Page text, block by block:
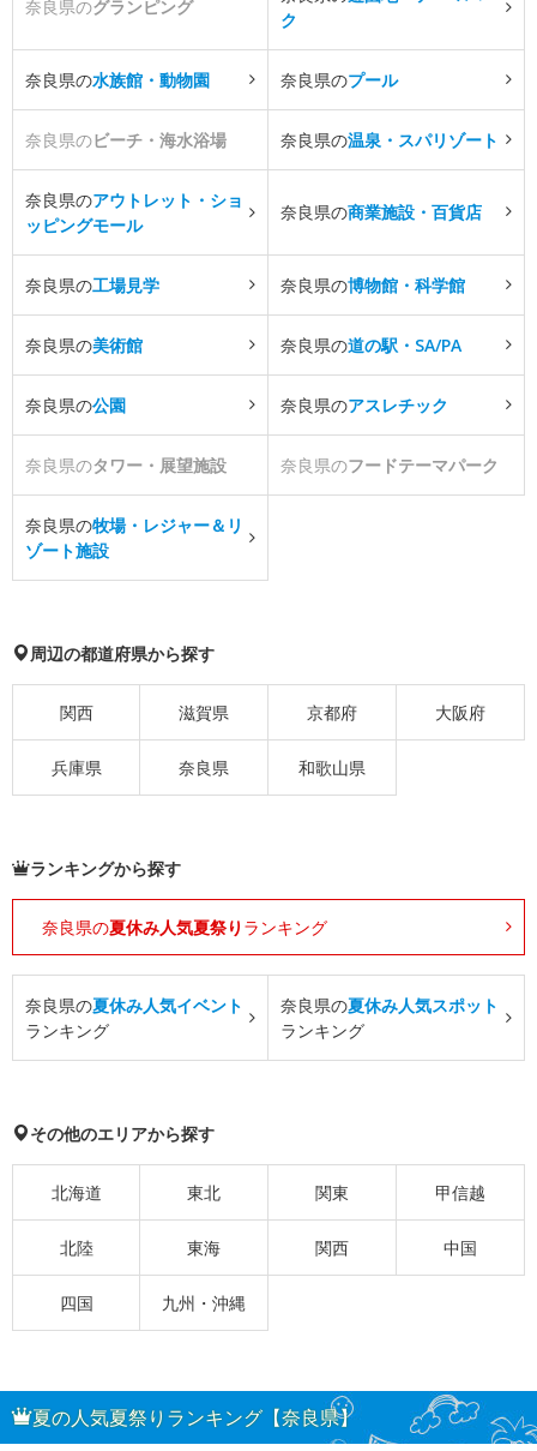
奈良県のグランピング
ク
奈良県の水族館・動物園 奈良県のプール
奈良県のビーチ・海水浴場 奈良県の温泉・スパリゾート
奈良県のアウトレット・ショ
ッピングモール
奈良県の商業施設・百貨店
奈良県の工場見学 奈良県の博物館・科学館
奈良県の美術館 奈良県の道の駅・SA/PA
奈良県の公園 奈良県のアスレチック
奈良県のタワー・展望施設 奈良県のフードテーマパーク
奈良県の牧場・レジャー＆リ
ゾート施設
周辺の都道府県から探す
関西 滋賀県 京都府 大阪府
兵庫県 奈良県 和歌山県
ランキングから探す
奈良県の夏休み人気夏祭り ランキング
奈良県の夏休み人気イベント
ランキング
奈良県の夏休み人気スポット
ランキング
その他のエリアから探す
北海道 東北 関東 甲信越
北陸 東海 関西 中国
四国 九州・沖縄
夏の人気夏祭りランキング【奈良県】